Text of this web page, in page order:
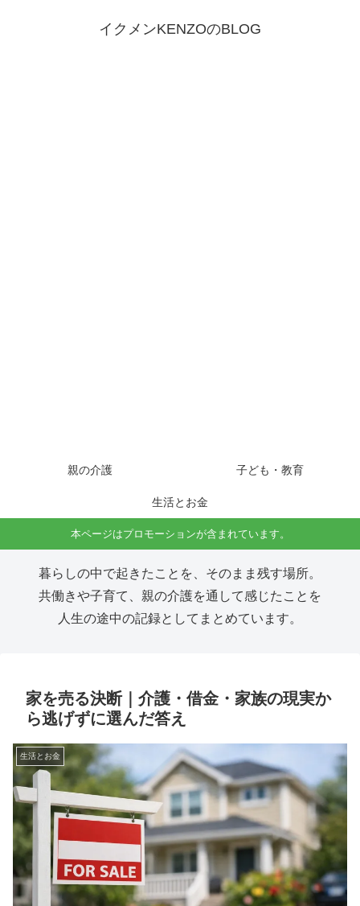
イクメンKENZOのBLOG
親の介護 子ども・教育
生活とお金
本ページはプロモーションが含まれています。
暮らしの中で起きたことを、そのまま残す場所。
共働きや子育て、親の介護を通して感じたことを
人生の途中の記録としてまとめています。
家を売る決断｜介護・借金・家族の現実か
ら逃げずに選んだ答え
生活とお金